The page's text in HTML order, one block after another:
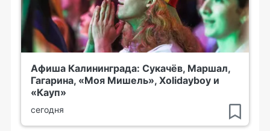
Афиша Калининграда: Сукачёв, Маршал,
Гагарина, «Моя Мишель», Xolidayboy и
«Кауп»
сегодня